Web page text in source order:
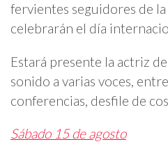
fervientes seguidores de
celebrarán el día
Estará presente la actriz
sonido a varias voces,
conferencias, desfile de
Sábado 15 de agosto